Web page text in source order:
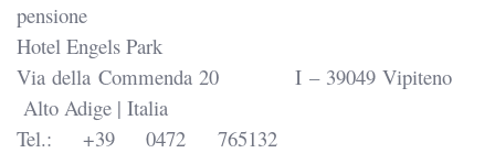
pensione
Hotel Engels Park
Via della Commenda 20I – 39049 Vipiteno
Alto Adige | Italia
Tel.: +39 0472 765132